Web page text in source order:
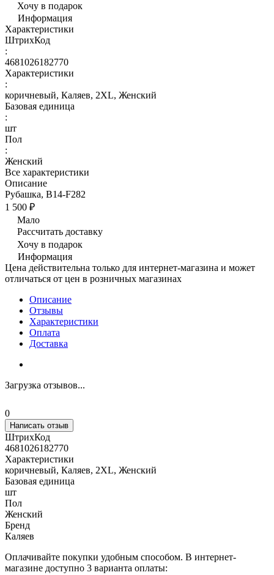
Хочу в подарок
Информация
Характеристики
ШтрихКод
:
4681026182770
Характеристики
:
коричневый, Каляев, 2XL, Женский
Базовая единица
:
шт
Пол
:
Женский
Все характеристики
Описание
Рубашка, В14-F282
1 500 ₽
Мало
Рассчитать доставку
Хочу в подарок
Информация
Цена действительна только для интернет-магазина и может
отличаться от цен в розничных магазинах
Описание
Отзывы
Характеристики
Оплата
Доставка
Загрузка отзывов...
0
Написать отзыв
ШтрихКод
4681026182770
Характеристики
коричневый, Каляев, 2XL, Женский
Базовая единица
шт
Пол
Женский
Бренд
Каляев
Оплачивайте покупки удобным способом. В интернет-
магазине доступно 3 варианта оплаты: